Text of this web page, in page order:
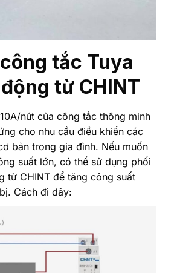
tắc Tuya
từ CHINT
nút của công tắc thông minh
cho nhu cầu điều khiển các
bản trong gia đình. Nếu muốn
suất lớn, có thể sử dụng phối
từ CHINT để tăng công suất
Cách đi dây: